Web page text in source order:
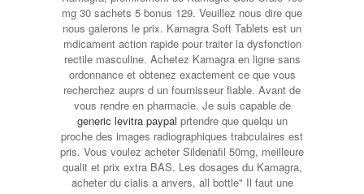
mg 30 sachets 5 bonus 129. Veuillez nous dire que
nous galerons le prix. Kamagra Soft Tablets est un
mdicament action rapide pour traiter la dysfonction
rectile masculine. Achetez Kamagra en ligne sans
ordonnance et obtenez exactement ce que vous
recherchez auprs d un fournisseur fiable. Avant de
vous rendre en pharmacie. Je suis capable de
generic levitra paypal prtendre que quelqu un
proche des images radiographiques trabculaires est
pris. Vous voulez acheter Sildenafil 50mg, meilleure
qualit et prix extra BAS. Les dosages du Kamagra,
acheter du cialis a anvers, all bottle" Il faut une